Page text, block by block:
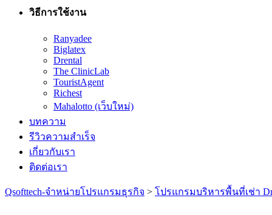
วิธีการใช้งาน
Ranyadee
Biglatex
Drental
The ClinicLab
TouristAgent
Richest
Mahalotto (เว็บใหม่)
บทความ
รีวิวความสำเร็จ
เกี่ยวกับเรา
ติดต่อเรา
Qsofttech-จำหน่ายโปรแกรมธุรกิจ > โปรแกรมบริหารพื้นที่เช่า